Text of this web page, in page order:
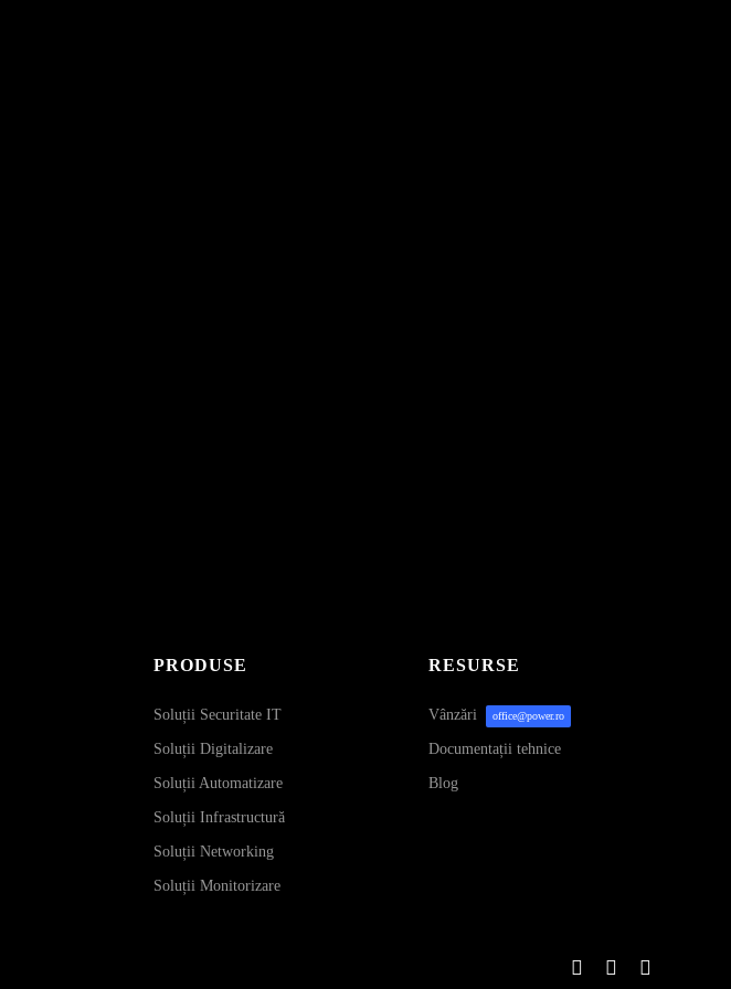
PRODUSE
Soluții Securitate IT
Soluții Digitalizare
Soluții Automatizare
Soluții Infrastructură
Soluții Networking
Soluții Monitorizare
RESURSE
Vânzări office@power.ro
Documentații tehnice
Blog